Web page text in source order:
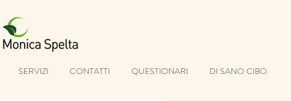
SERVIZI CONTATTI QUESTIONARI DI SANO CIBO